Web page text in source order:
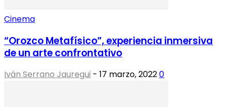
Cinema
“Orozco Metafísico”, experiencia inmersiva
de un arte confrontativo
Iván Serrano Jauregui - 17 marzo, 20220